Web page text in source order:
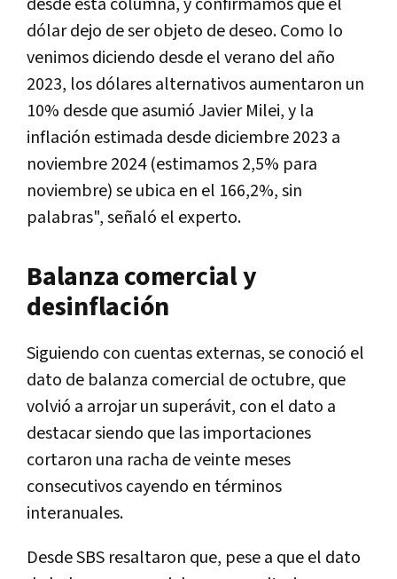
dólar dejo de ser objeto de deseo. Como lo
venimos diciendo desde el verano del año
2023, los dólares alternativos aumentaron un
10% desde que asumió Javier Milei, y la
inflación estimada desde diciembre 2023 a
noviembre 2024 (estimamos 2,5% para
noviembre) se ubica en el 166,2%, sin
palabras", señaló el experto.
Balanza comercial y
desinflación
Siguiendo con cuentas externas, se conoció el
dato de balanza comercial de octubre, que
volvió a arrojar un superávit, con el dato a
destacar siendo que las importaciones
cortaron una racha de veinte meses
consecutivos cayendo en términos
interanuales.
Desde SBS resaltaron que, pese a que el dato